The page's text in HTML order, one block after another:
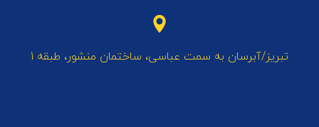
تبریز/آبرسان به سمت عباسی، ساختمان منشور، طبقه 1